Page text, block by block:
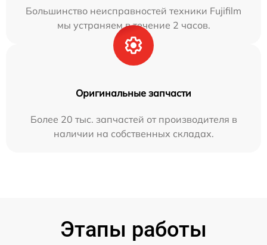
Большинство неисправностей техники Fujifilm
мы устраняем в течение 2 часов.
Оригинальные запчасти
Более 20 тыс. запчастей от производителя в
наличии на собственных складах.
Этапы работы